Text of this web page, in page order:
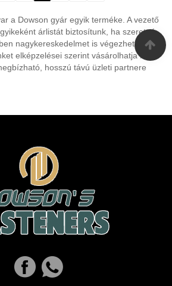
a Dowson gyár egyik terméke. A vezető
árlistát biztosítunk, ha szeretné.
nagykereskedelmet is végezheti.
elképzelései szerint vásárolhatja meg.
hosszú távú üzleti partnere